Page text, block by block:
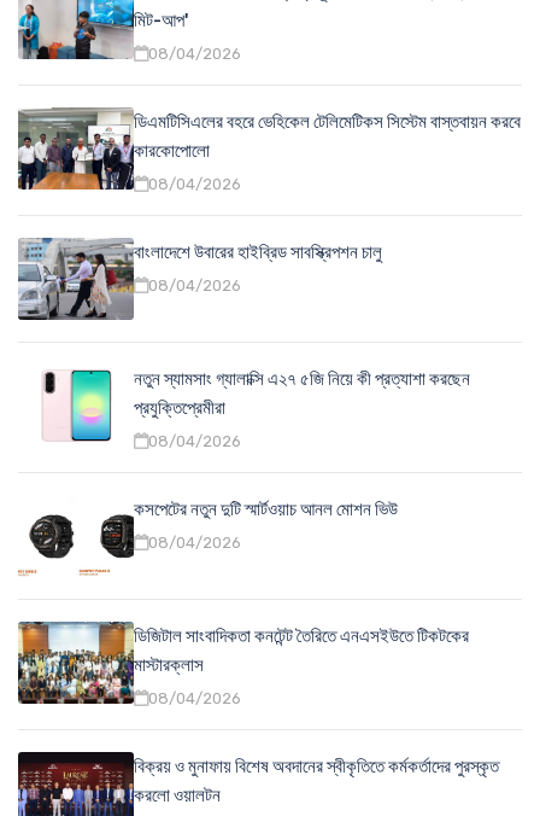
মিট-আপ'
08/04/2026
ডিএমটিসিএলের বহরে ভেহিকেল টেলিমেটিকস সিস্টেম বাস্তবায়ন করবে
কারকোপোলো
08/04/2026
বাংলাদেশে উবারের হাইব্রিড সাবস্ক্রিপশন চালু
08/04/2026
নতুন স্যামসাং গ্যালাক্সি এ২৭ ৫জি নিয়ে কী প্রত্যাশা করছেন
প্রযুক্তিপ্রেমীরা
08/04/2026
কসপেটের নতুন দুটি স্মার্টওয়াচ আনল মোশন ভিউ
08/04/2026
ডিজিটাল সাংবাদিকতা কনটেন্ট তৈরিতে এনএসইউতে টিকটকের
মাস্টারক্লাস
08/04/2026
বিক্রয় ও মুনাফায় বিশেষ অবদানের স্বীকৃতিতে কর্মকর্তাদের পুরস্কৃত
করলো ওয়ালটন